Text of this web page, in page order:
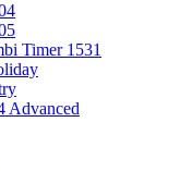
Timer 1531
Advanced